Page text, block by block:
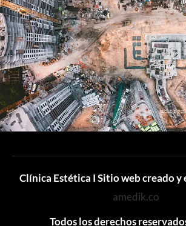
Clínica Estética I Sitio web creado
amedik.co
Todos los derechos